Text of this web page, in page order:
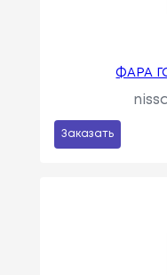
ФАРА
Заказать